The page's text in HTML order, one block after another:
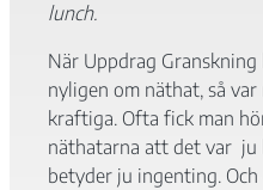
lunch.
När Uppdrag
nyligen om näthat, så
kraftiga. Ofta fick man
näthatarna att det var ju
betyder ju ingenting.